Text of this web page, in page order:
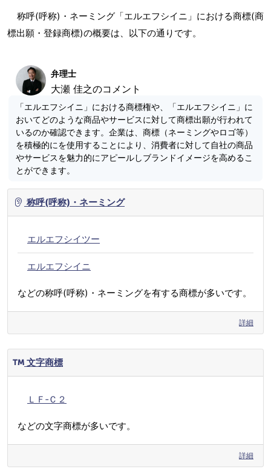
称呼(呼称)・ネーミング「エルエフシイニ」における商標(商
標出願・登録商標)の概要は、以下の通りです。
弁理士
大瀬 佳之のコメント
「エルエフシイニ」における商標権や、「エルエフシイニ」に
おいてどのような商品やサービスに対して商標出願が行われて
いるのか確認できます。企業は、商標（ネーミングやロゴ等）
を積極的にを使用することにより、消費者に対して自社の商品
やサービスを魅力的にアピールしブランドイメージを高めるこ
とができます。
称呼(呼称)・ネーミング
エルエフシイツー
エルエフシイニ
などの称呼(呼称)・ネーミングを有する商標が多いです。
詳細
文字商標
ＬＦ‐Ｃ２
などの文字商標が多いです。
詳細